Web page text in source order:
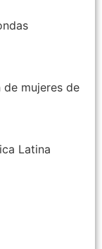
de mujeres de
Latina